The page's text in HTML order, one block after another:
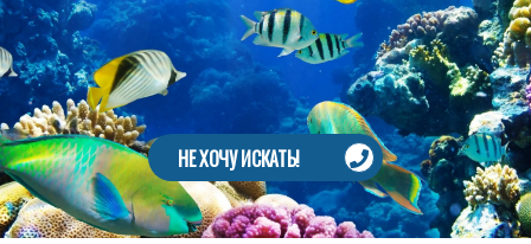
НЕ ХОЧУ ИСКАТЬ!